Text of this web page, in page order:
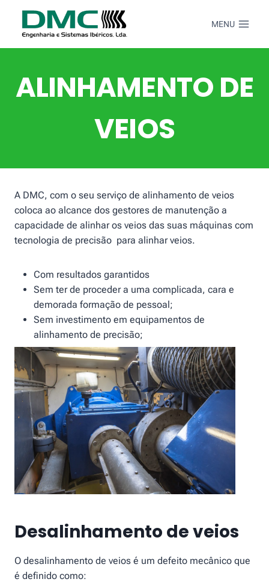
content
MENU
ALINHAMENTO DE
VEIOS
A DMC, com o seu serviço de alinhamento de veios
coloca ao alcance dos gestores de manutenção a
capacidade de alinhar os veios das suas máquinas com
tecnologia de precisão para alinhar veios.
Com resultados garantidos
Sem ter de proceder a uma complicada, cara e
demorada formação de pessoal;
Sem investimento em equipamentos de
alinhamento de precisão;
Desalinhamento de veios
O desalinhamento de veios é um defeito mecânico que
é definido como: